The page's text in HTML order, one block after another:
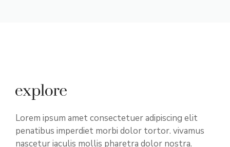
Lorem ipsum amet consectetuer adipiscing elit
penatibus imperdiet morbi dolor tortor. vivamus
nascetur iaculis mollis pharetra dolor nostra.